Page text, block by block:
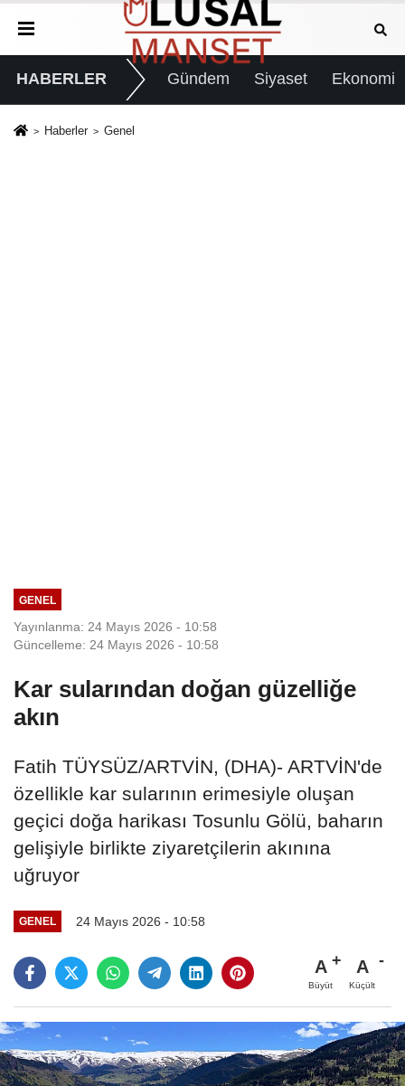
HABERLER Gündem Siyaset Ekonomi
Haberler Genel
GENEL
Yayınlanma: 24 Mayıs 2026 - 10:58
Güncelleme: 24 Mayıs 2026 - 10:58
Kar sularından doğan güzelliğe
akın
Fatih TÜYSÜZ/ARTVİN, (DHA)- ARTVİN'de
özellikle kar sularının erimesiyle oluşan
geçici doğa harikası Tosunlu Gölü, baharın
gelişiyle birlikte ziyaretçilerin akınına
uğruyor
GENEL 24 Mayıs 2026 - 10:58
A
Büyüt
A
Küçült